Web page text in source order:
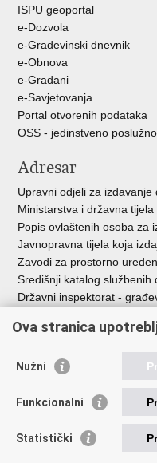
ISPU geoportal
e-Dozvola
e-Građevinski dnevnik
e-Obnova
e-Građani
e-Savjetovanja
Portal otvorenih podataka
OSS - jedinstveno
Adresar
Upravni odjeli za izdavanje
Ministarstva i državna tijela
Popis ovlaštenih osoba za
Javnopravna tijela koja
Zavodi za prostorno
Središnji katalog službenih
Državni inspektorat -
Vlada Republike Hrvatske
Agencija za pravni promet
Fond za zaštitu okoliša i
Ova stranica
Nužni
Funkcionalni
Statistički